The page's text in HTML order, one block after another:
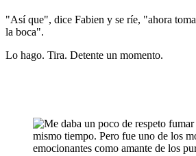
"Así que", dice Fabien y se ríe, "ahora toma
la boca".
Lo hago. Tira. Detente un momento.